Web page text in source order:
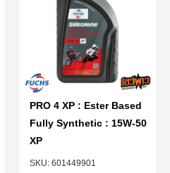
601449901
PRO 4 XP : Ester Based
Fully Synthetic : 15W-50
XP